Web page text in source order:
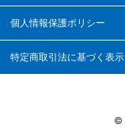
個人情報保護ポリシー
特定商取引法に基づく表示
©